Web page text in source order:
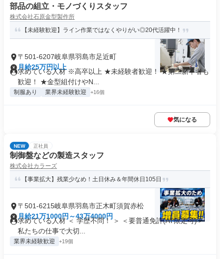
部品の組立・モノづくりスタッフ
株式会社石原金型製作所
【未経験歓迎】ライン作業ではなくやりがい◎20代活躍中！
〒501-6207岐阜県羽島市足近町
月給25万円以上
求めている人材 ※高卒以上 ★未経験者歓迎！ ★第二新卒者も
歓迎！ ★金型組付けやN...
制服あり 業界未経験歓迎 +16個
気になる
NEW 正社員
制御盤などの製造スタッフ
株式会社カラーズ
【事業拡大】残業少なめ！土日休み＆年間休日105日
〒501-6215岐阜県羽島市正木町須賀赤松
月給21万1000円～43万4000円
求めている人材 ＜ 学歴不問！ ＞ ＜要普通免許(AT限定可)＞
私たちの仕事で大切...
業界未経験歓迎 +19個